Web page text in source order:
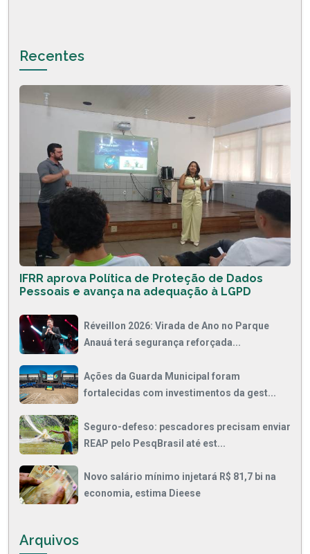
Recentes
IFRR aprova Política de Proteção de Dados
Pessoais e avança na adequação à LGPD
Réveillon 2026: Virada de Ano no Parque
Anauá terá segurança reforçada...
Ações da Guarda Municipal foram
fortalecidas com investimentos da gest...
Seguro-defeso: pescadores precisam enviar
REAP pelo PesqBrasil até est...
Novo salário mínimo injetará R$ 81,7 bi na
economia, estima Dieese
Arquivos